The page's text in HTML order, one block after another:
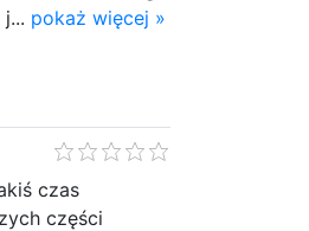
pokaż więcej »
czas
części